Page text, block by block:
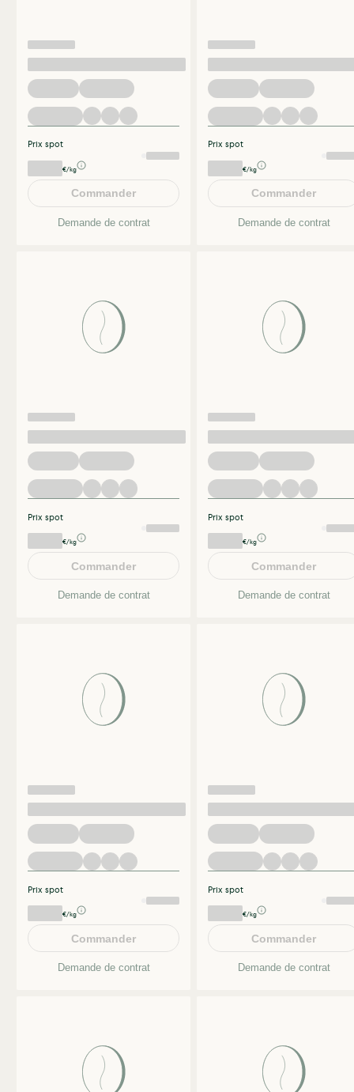
Prix spot
€/kg
Commander
Demande de contrat
Prix spot
€/kg
Commander
Demande de contrat
Prix spot
€/kg
Commander
Demande de contrat
Prix spot
€/kg
Commander
Demande de contrat
Prix spot
€/kg
Commander
Demande de contrat
Prix spot
€/kg
Commander
Demande de contrat